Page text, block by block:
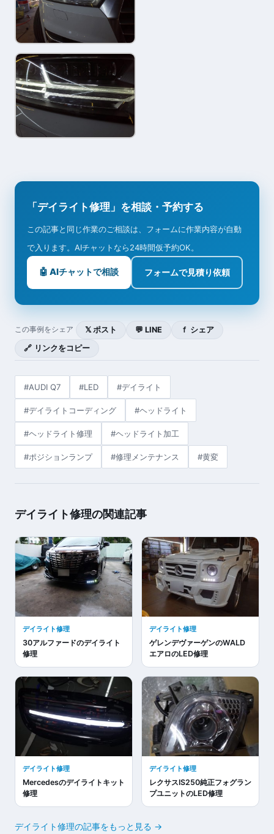
「デイライト修理」を相談・予約する
この記事と同じ作業のご相談は、フォームに作業内容が自動
で入ります。AIチャットなら24時間仮予約OK。
🤖 AIチャットで相談 フォームで見積り依頼
この事例をシェア 𝕏 ポスト 💬 LINE
ｆ シェア
🔗 リンクをコピー
#AUDI Q7 #LED #デイライト
#デイライトコーディング #ヘッドライト
#ヘッドライト修理 #ヘッドライト加工
#ポジションランプ #修理メンテナンス #黄変
デイライト修理の関連記事
デイライト修理
30アルファードのデイライト
修理
デイライト修理
ゲレンデヴァーゲンのWALD
エアロのLED修理
デイライト修理
Mercedesのデイライトキット
修理
デイライト修理
レクサスIS250純正フォグラン
プユニットのLED修理
デイライト修理の記事をもっと見る →